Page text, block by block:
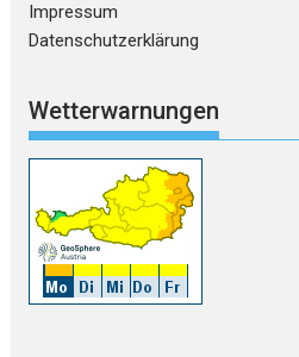
Impressum
Datenschutzerklärung
Wetterwarnungen